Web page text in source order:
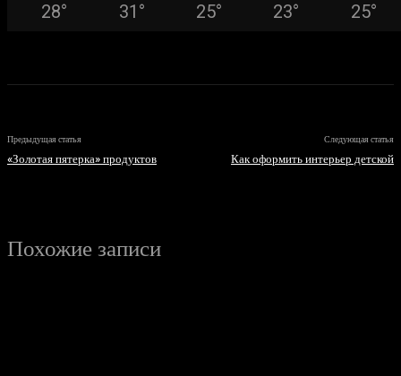
28° 31 ° 25° 23° 25°
Предыдущая статья
«Золотая пятерка» продуктов
Следующая статья
Как оформить интерьер детской
Похожие записи